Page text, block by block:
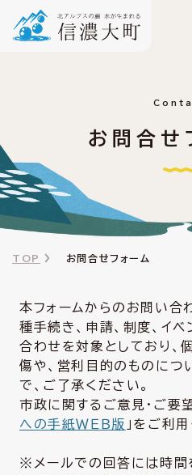
お問合せ
TOP お問合せフォーム
本フォームからのお問い合
種手続き、申請、制度、イ
合わせを対象としており、
傷や、営利目的のものにつ
で、ご了承ください。
市政に関するご意見・ご要
への手紙ＷＥＢ版 」をご利
※メールでの回答には時間